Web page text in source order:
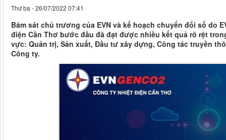
Thứ ba - 26/07/2022 07:41
Bám sát chủ trương của EVN và kế hoạch chuyển đổi số do
điện Cần Thơ bước đầu đã đạt được nhiều kết quả rõ rệt
vực: Quản trị, Sản xuất, Đầu tư xây dựng, Công tác truyền
Công ty.